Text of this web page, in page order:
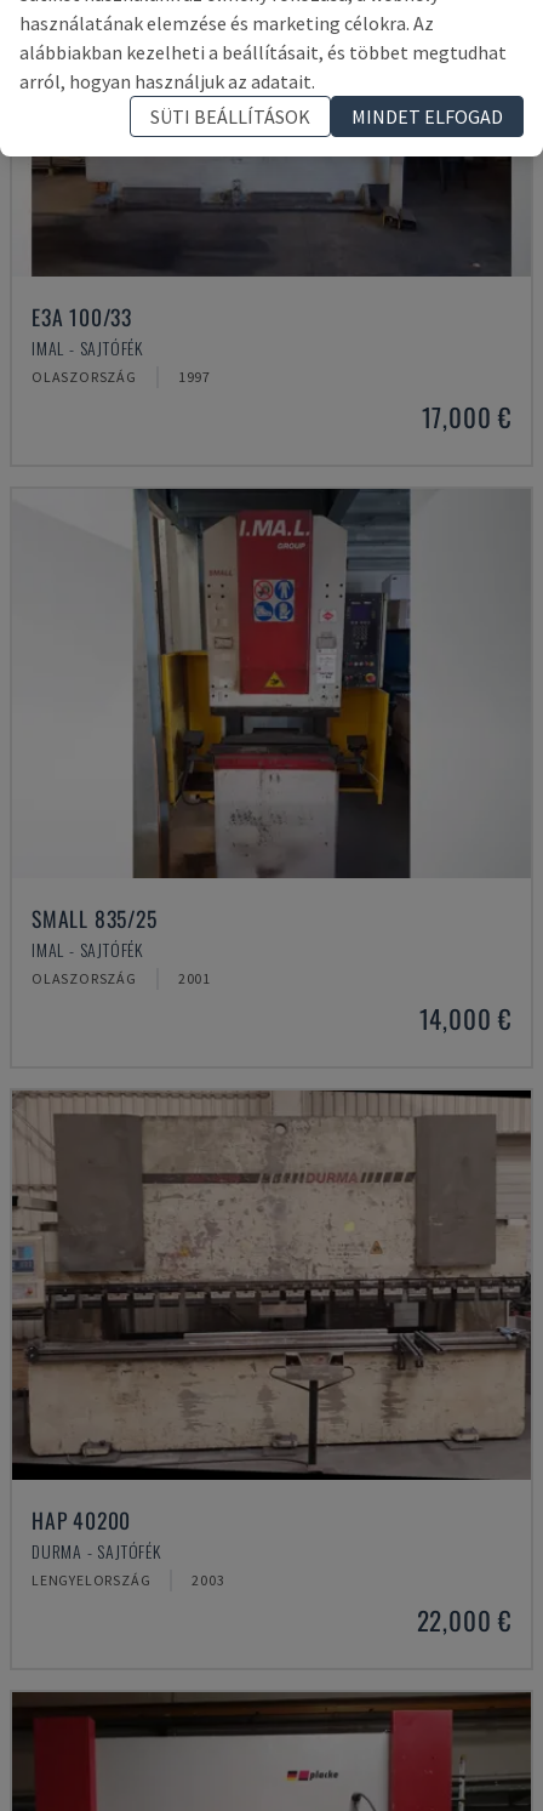
E3A 100/33
IMAL - SAJTÓFÉK
OLASZORSZÁG 1997
17,000 €
SMALL 835/25
IMAL - SAJTÓFÉK
OLASZORSZÁG 2001
14,000 €
HAP 40200
DURMA - SAJTÓFÉK
LENGYELORSZÁG 2003
22,000 €
használatának elemzése és marketing célokra. Az
alábbiakban kezelheti a beállításait, és többet megtudhat
arról, hogyan használjuk az adatait.
SÜTI BEÁLLÍTÁSOK
MINDET ELFOGAD